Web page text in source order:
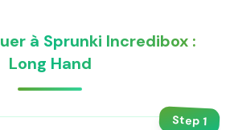
à Sprunki Incredibox :
Long Hand
Step1